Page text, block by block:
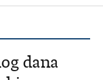
dana